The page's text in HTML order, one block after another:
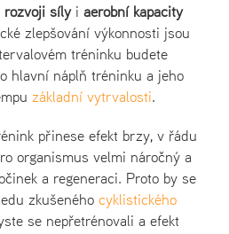
rozvoji sílyi aerobní kapacity
zlepšování výkonnosti jsou
tréninku budete
hlavní náplň tréninku a jeho
základní vytrvalosti.
přinese efekt brzy, v řádu
organismus velmi náročný a
a regeneraci. Proto by se
zkušeného cyklistického
se nepřetrénovali a efekt